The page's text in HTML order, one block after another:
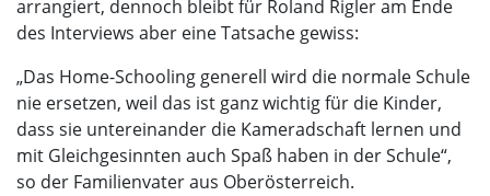
arrangiert, dennoch bleibt für Roland Rigler am Ende
des Interviews aber eine Tatsache gewiss:
„Das Home-Schooling generell wird die normale Schule
nie ersetzen, weil das ist ganz wichtig für die Kinder,
dass sie untereinander die Kameradschaft lernen und
mit Gleichgesinnten auch Spaß haben in der Schule“,
so der Familienvater aus Oberösterreich.